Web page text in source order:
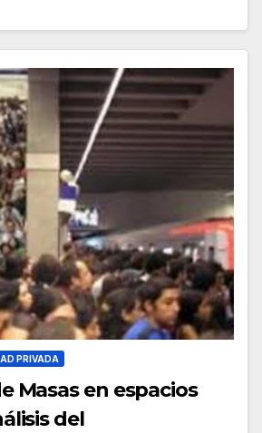
PRIVADA
Masas en espacios
del